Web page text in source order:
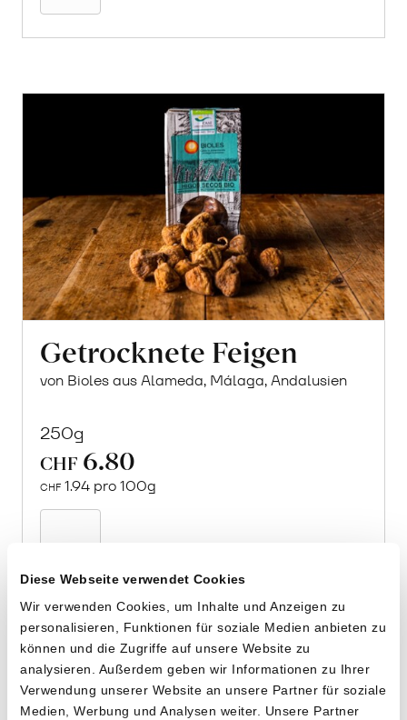
Diese Webseite verwendet Cookies
Wir verwenden Cookies, um Inhalte und Anzeigen zu
personalisieren, Funktionen für soziale Medien anbieten zu
können und die Zugriffe auf unsere Website zu
analysieren. Außerdem geben wir Informationen zu Ihrer
Verwendung unserer Website an unsere Partner für soziale
Medien, Werbung und Analysen weiter. Unsere Partner
Getrocknete Feigen
von Bioles aus Alameda, Málaga, Andalusien
250g
CHF 6.80
CHF 1.94 pro 100g